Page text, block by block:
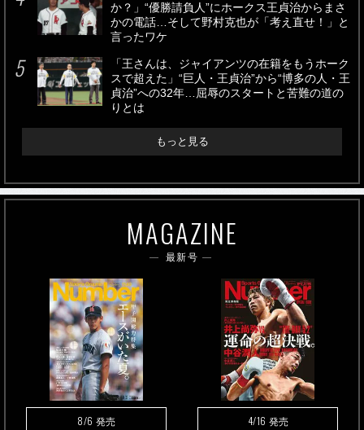
か？」“優勝請負人”にホークス王貞治からまさ
かの電話…そして野村克也が「考え直せ！」と
言ったワケ
「王さんは、ジャイアンツの在籍をもうホーク
スで超えた」“巨人・王貞治”から“博多の人・王
貞治”への32年…屈辱のスタートと苦難の道の
りとは
もっと見る
MAGAZINE
最新号
8/6 発売 4/16 発売